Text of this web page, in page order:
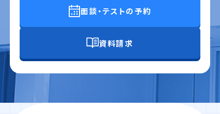
面談・テストの予約
資料請求